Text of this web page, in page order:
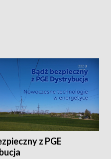
z PGE